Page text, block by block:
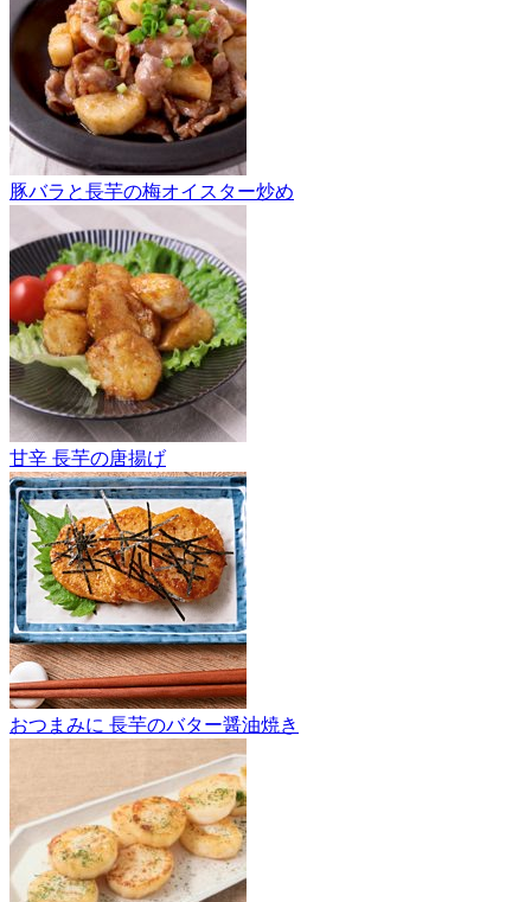
豚バラと長芋の梅オイスター炒め
甘辛 長芋の唐揚げ
おつまみに 長芋のバター醤油焼き